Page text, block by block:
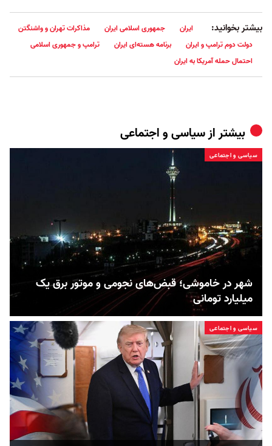
بیشتر بخوانید: ایران جمهوری اسلامی ایران
مذاکرات تهران و واشنگتن
دولت دوم ترامپ و ایران
برنامه هسته‌ای ایران
ترامپ و جمهوری اسلامی
احتمال حمله آمریکا به ایران
بیشتر ازسیاسی و اجتماعی
سیاسی و اجتماعی
شهر در خاموشی؛ قبض‌های نجومی و موتور برق یک
میلیارد تومانی
سیاسی و اجتماعی